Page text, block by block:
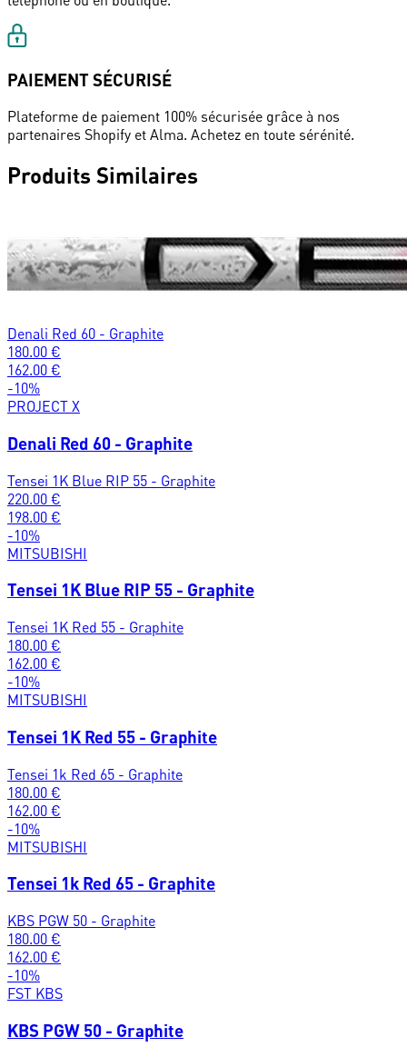
PAIEMENT SÉCURISÉ
Plateforme de paiement 100% sécurisée grâce à nos
partenaires Shopify et Alma. Achetez en toute sérénité.
Produits Similaires
Denali Red 60 - Graphite
180.00 €
162.00 €
-10%
PROJECT X
Denali Red 60 - Graphite
Tensei 1K Blue RIP 55 - Graphite
220.00 €
198.00 €
-10%
MITSUBISHI
Tensei 1K Blue RIP 55 - Graphite
Tensei 1K Red 55 - Graphite
180.00 €
162.00 €
-10%
MITSUBISHI
Tensei 1K Red 55 - Graphite
Tensei 1k Red 65 - Graphite
180.00 €
162.00 €
-10%
MITSUBISHI
Tensei 1k Red 65 - Graphite
KBS PGW 50 - Graphite
180.00 €
162.00 €
-10%
FST KBS
KBS PGW 50 - Graphite